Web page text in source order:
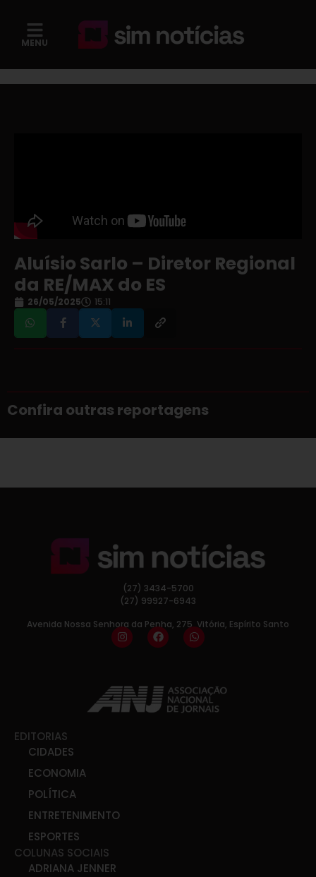
MENU
Aluísio Sarlo – Diretor Regional
da RE/MAX do ES
26/05/2025 15:11
Confira outras reportagens
(27) 3434-5700
(27) 99927-6943
Avenida Nossa Senhora da Penha, 275, Vitória, Espírito Santo
EDITORIAS
CIDADES
ECONOMIA
POLÍTICA
ENTRETENIMENTO
ESPORTES
COLUNAS SOCIAIS
ADRIANA JENNER